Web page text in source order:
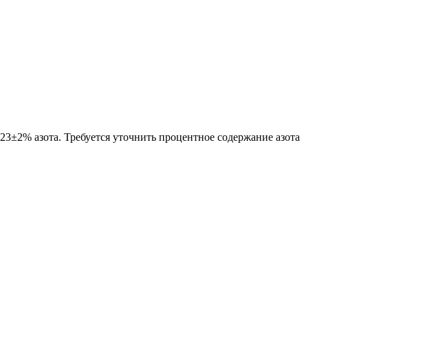
азота. Требуется уточнить процентное содержание азота